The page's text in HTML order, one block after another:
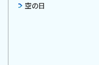
空の日